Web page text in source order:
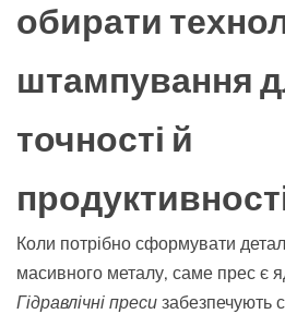
обирати
штампування
точності й
Коли потрібно сформувати
масивного металу, саме прес є
Гідравлічні преси забезпечують